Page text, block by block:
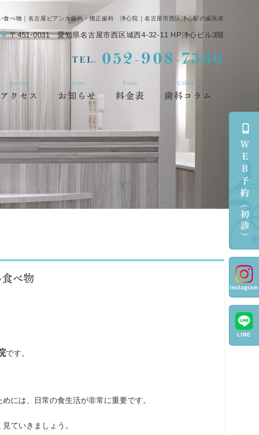
食べ物｜名古屋ビアンカ歯科・矯正歯科 浄心院｜名古屋市西区浄心駅の歯医者
〒451-0031 愛知県名古屋市西区城西4-32-11 HP浄心ビル3階
TEL. 052-908-7566
Access
アクセス
News
お知らせ
Price
料金表
Column
歯科コラム
べ物
です。
には、日常の食生活が非常に重要です。
ていきましょう。